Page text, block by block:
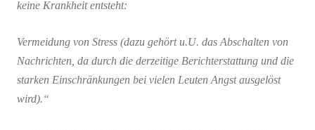
keine Krankheit entsteht:
Vermeidung von Stress (dazu gehört u.U. das Abschalten von
Nachrichten, da durch die derzeitige Berichterstattung und die
starken Einschränkungen bei vielen Leuten Angst ausgelöst
wird).“